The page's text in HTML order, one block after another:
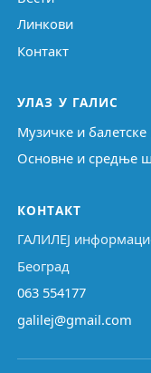
Линкови
Контакт
УЛАЗ У ГАЛИС
Музичке и
Основне и средње
КОНТАКТ
ГАЛИЛЕЈ
Београд
063 554177
galilej@gmail.com